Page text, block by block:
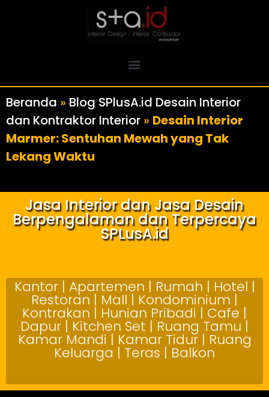
Beranda » Blog SPlusA.id Desain Interior
dan Kontraktor Interior » Desain Interior
Marmer: Sentuhan Mewah yang Tak
Lekang Waktu
Jasa Interior dan Jasa Desain
Berpengalaman dan Terpercaya
SPLusA.id
Kantor | Apartemen | Rumah | Hotel |
Restoran | Mall | Kondominium |
Kontrakan | Hunian Pribadi | Cafe |
Dapur | Kitchen Set | Ruang Tamu |
Kamar Mandi | Kamar Tidur | Ruang
Keluarga | Teras | Balkon